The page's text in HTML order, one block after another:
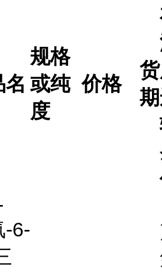
名
规格
或纯
度
价格
货
期
-6-